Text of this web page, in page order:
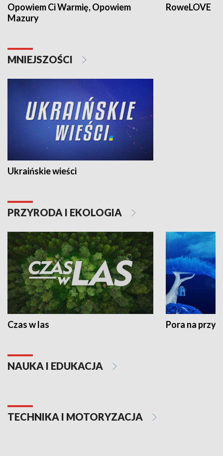
Opowiem Ci Warmię, Opowiem
Mazury
RoweLOVE
MNIEJSZOŚCI
Ukraińskie wieści
PRZYRODA I EKOLOGIA
Czas w las Pora na
NAUKA I EDUKACJA
TECHNIKA I MOTORYZACJA